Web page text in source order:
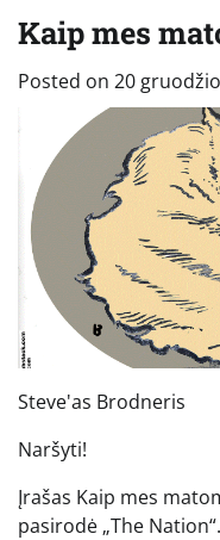
Kaip mes
Posted on 20
Steve'as Brodneris
Naršyti!
Įrašas Kaip mes
pasirodė „The Nation“.